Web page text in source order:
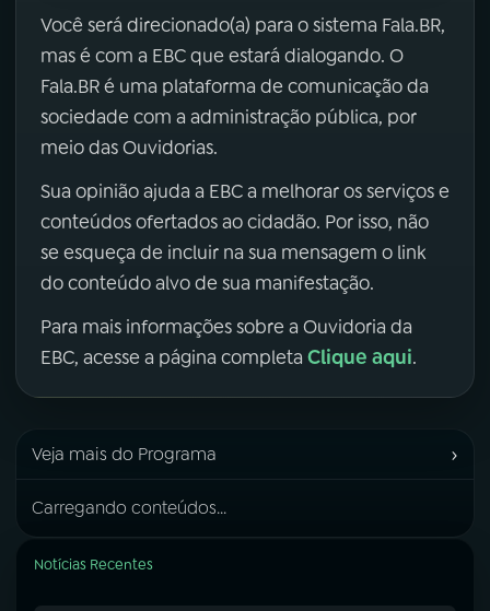
Você será direcionado(a) para o sistema Fala.BR,
mas é com a EBC que estará dialogando. O
Fala.BR é uma plataforma de comunicação da
sociedade com a administração pública, por
meio das Ouvidorias.
Sua opinião ajuda a EBC a melhorar os serviços e
conteúdos ofertados ao cidadão. Por isso, não
se esqueça de incluir na sua mensagem o link
do conteúdo alvo de sua manifestação.
Para mais informações sobre a Ouvidoria da
EBC, acesse a página completa Clique aqui.
Veja mais do Programa ›
Carregando conteúdos...
Notícias Recentes